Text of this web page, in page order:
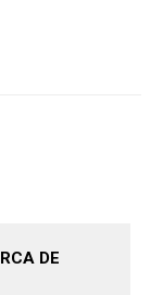
DE